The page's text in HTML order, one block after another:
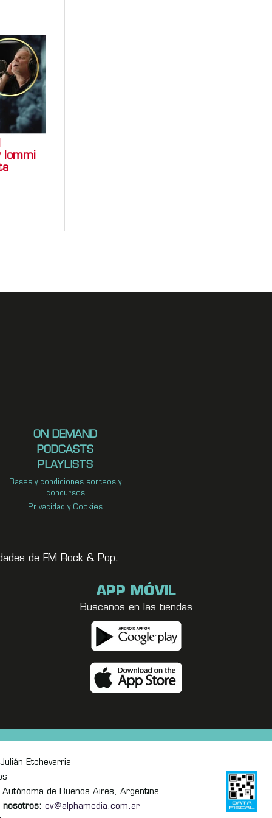
Iommi
ON DEMAND
PODCASTS
PLAYLISTS
Bases y condiciones sorteos y
concursos
Privacidad y Cookies
de FM Rock & Pop.
APP MÓVIL
Buscanos en las tiendas
Julián Etchevarria
de Buenos Aires, Argentina.
nosotros: cv@alphamedia.com.ar